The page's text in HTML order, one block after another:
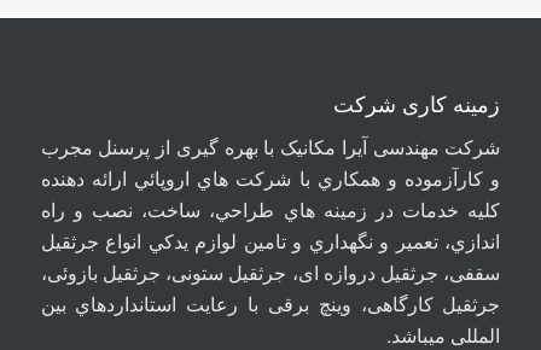
زمینه کاری شرکت
شرکت مهندسی آيرا مکانيک با بهره گیری از پرسنل مجرب
و کارآزموده و همکاري با شرکت هاي اروپائي ارائه دهنده
کلیه خدمات در زمينه هاي طراحي، ساخت، نصب و راه
اندازي، تعمير و نگهداري و تامين لوازم يدکي انواع جرثقيل
سقفی، جرثقيل دروازه ای، جرثقيل ستونی، جرثقيل بازوئی،
جرثقیل کارگاهی، وینچ برقی با رعايت استانداردهاي بين
المللی ميباشد.